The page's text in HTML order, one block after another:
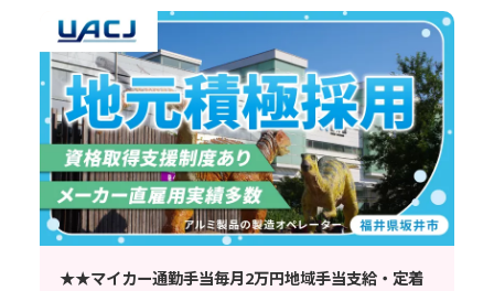
★★マイカー通勤手当毎月2万円地域手当支給・定着